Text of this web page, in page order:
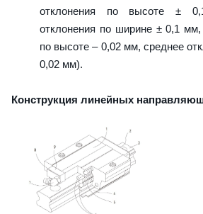
отклонения по высоте ±
отклонения по ширине ± 0,1 мм,
по высоте – 0,02 мм, среднее
0,02 мм).
Конструкция линейных